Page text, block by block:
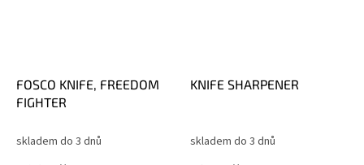
FOSCO KNIFE, FREEDOM
FIGHTER
skladem do 3 dnů
KNIFE SHARPENER
skladem do 3 dnů